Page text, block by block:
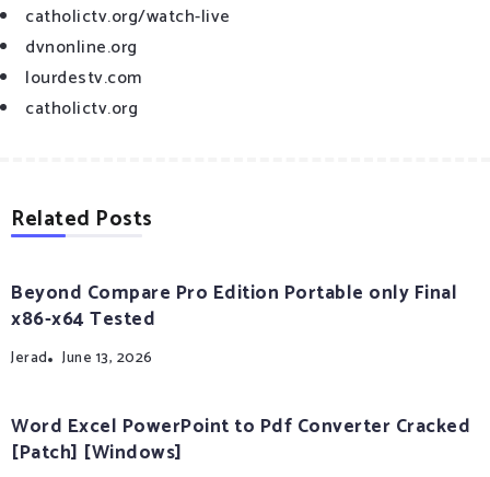
catholictv.org/watch-live
dvnonline.org
lourdestv.com
catholictv.org
Related Posts
Beyond Compare Pro Edition Portable only Final
x86-x64 Tested
Jerad June 13, 2026
Word Excel PowerPoint to Pdf Converter Cracked
[Patch] [Windows]